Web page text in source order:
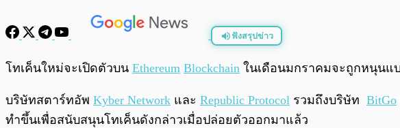
ฟังสรุปข่าว
พร้อมเล่น
โทเค็นใหม่จะเปิดตัวบน Ethereum Blockchain ในเดือนมกราคมจะถูกหนุนแ
บริษัทสตาร์ทอัพ Kyber Network และ Republic Protocol รวมถึงบริษัท BitGo
ทำขึ้นเพื่อสนับสนุนโทเค็นดังกล่าวเมื่อปล่อยตัวออกมาแล้ว